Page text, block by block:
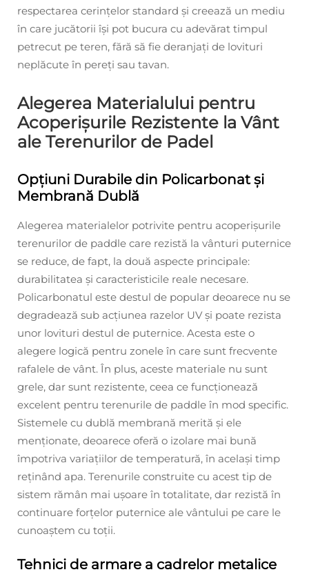
respectarea cerințelor standard și creează un mediu
în care jucătorii își pot bucura cu adevărat timpul
petrecut pe teren, fără să fie deranjați de lovituri
neplăcute în pereți sau tavan.
Alegerea Materialului pentru
Acoperișurile Rezistente la Vânt
ale Terenurilor de Padel
Opțiuni Durabile din Policarbonat și
Membrană Dublă
Alegerea materialelor potrivite pentru acoperișurile
terenurilor de paddle care rezistă la vânturi puternice
se reduce, de fapt, la două aspecte principale:
durabilitatea și caracteristicile reale necesare.
Policarbonatul este destul de popular deoarece nu se
degradează sub acțiunea razelor UV și poate rezista
unor lovituri destul de puternice. Acesta este o
alegere logică pentru zonele în care sunt frecvente
rafalele de vânt. În plus, aceste materiale nu sunt
grele, dar sunt rezistente, ceea ce funcționează
excelent pentru terenurile de paddle în mod specific.
Sistemele cu dublă membrană merită și ele
menționate, deoarece oferă o izolare mai bună
împotriva variațiilor de temperatură, în același timp
reținând apa. Terenurile construite cu acest tip de
sistem rămân mai ușoare în totalitate, dar rezistă în
continuare forțelor puternice ale vântului pe care le
cunoaștem cu toții.
Tehnici de armare a cadrelor metalice